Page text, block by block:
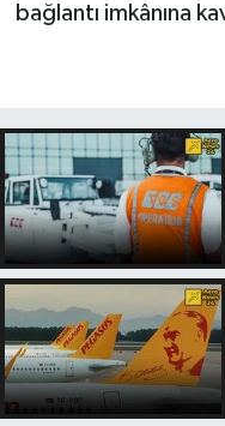
bağlantı imkânına